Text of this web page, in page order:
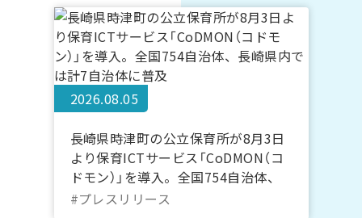
2026.08.05
長崎県時津町の公立保育所が8月3日
より保育ICTサービス「CoDMON（コ
ドモン）」を導入。全国754自治体、
長崎県内では計7自治体に普及
#プレスリリース